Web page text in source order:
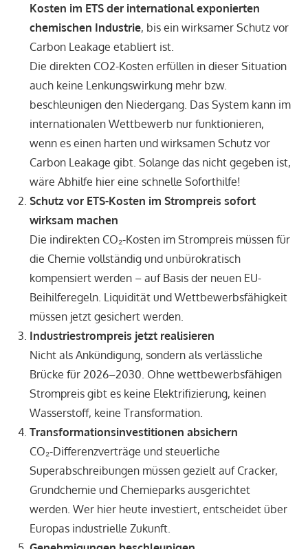
Kosten im ETS der international exponierten
chemischen Industrie, bis ein wirksamer Schutz vor
Carbon Leakage etabliert ist.
Die direkten CO2-Kosten erfüllen in dieser Situation
auch keine Lenkungswirkung mehr bzw.
beschleunigen den Niedergang. Das System kann im
internationalen Wettbewerb nur funktionieren,
wenn es einen harten und wirksamen Schutz vor
Carbon Leakage gibt. Solange das nicht gegeben ist,
wäre Abhilfe hier eine schnelle Soforthilfe!
Schutz vor ETS-Kosten im Strompreis sofort
wirksam machen
Die indirekten CO₂-Kosten im Strompreis müssen für
die Chemie vollständig und unbürokratisch
kompensiert werden – auf Basis der neuen EU-
Beihilferegeln. Liquidität und Wettbewerbsfähigkeit
müssen jetzt gesichert werden.
Industriestrompreis jetzt realisieren
Nicht als Ankündigung, sondern als verlässliche
Brücke für 2026–2030. Ohne wettbewerbsfähigen
Strompreis gibt es keine Elektrifizierung, keinen
Wasserstoff, keine Transformation.
Transformationsinvestitionen absichern
CO₂-Differenzverträge und steuerliche
Superabschreibungen müssen gezielt auf Cracker,
Grundchemie und Chemieparks ausgerichtet
werden. Wer hier heute investiert, entscheidet über
Europas industrielle Zukunft.